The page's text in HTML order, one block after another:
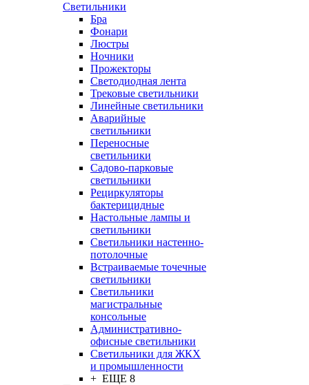
Светильники
Бра
Фонари
Люстры
Ночники
Прожекторы
Светодиодная лента
Трековые светильники
Линейные светильники
Аварийные
светильники
Переносные
светильники
Садово-парковые
светильники
Рециркуляторы
бактерицидные
Настольные лампы и
светильники
Светильники настенно-
потолочные
Встраиваемые точечные
светильники
Светильники
магистральные
консольные
Административно-
офисные светильники
Светильники для ЖКХ
и промышленности
+ ЕЩЕ 8